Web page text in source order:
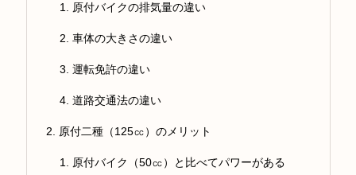
原付バイクの排気量の違い
車体の大きさの違い
運転免許の違い
道路交通法の違い
原付二種（125㏄）のメリット
原付バイク（50㏄）と比べてパワーがある